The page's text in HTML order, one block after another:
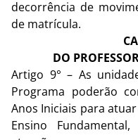
decorrência de
de matrícula.
DO
Artigo 9° – As
Programa poderão
Anos Iniciais para
Ensino